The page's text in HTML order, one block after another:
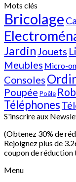
Mots clés
Bricolage
JardinJouets
Meubles Micro-
Consoles
Poupée Poêle
Téléphones
S'inscrire aux
(Obtenez 30% de
Rejoignez plus de
coupon de réduction
Menu